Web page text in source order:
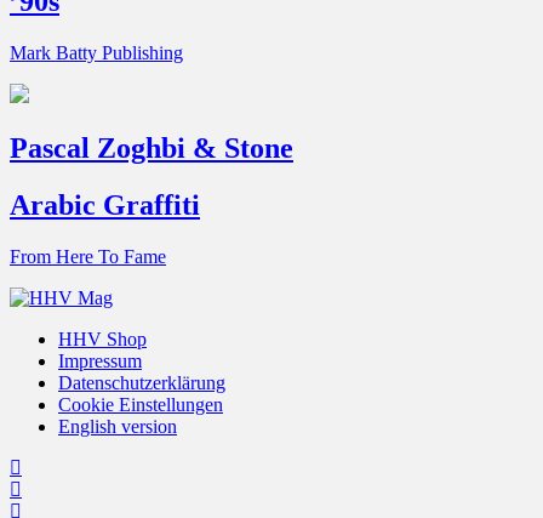
Mark Batty Publishing
Pascal Zoghbi & Stone
Arabic Graffiti
From Here To Fame
HHV Shop
Impressum
Datenschutzerklärung
Cookie Einstellungen
English version